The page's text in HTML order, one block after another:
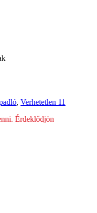
, Verhetetlen 11
Érdeklődjön